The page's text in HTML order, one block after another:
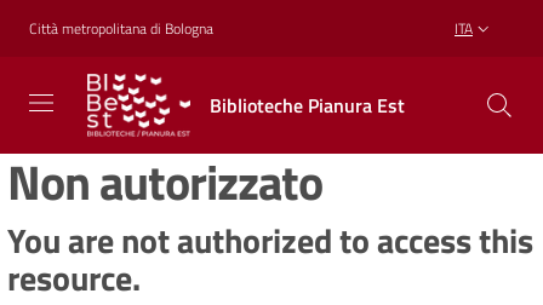
Vai al contenuto
Vai alla navigazione
Vai al footer
Città metropolitana di Bologna ITA
Biblioteche Pianura Est
Biblioteche
Pianura
Est
CONOSCERE,
CREARE,
Non autorizzato
You are not authorized to access this
resource.